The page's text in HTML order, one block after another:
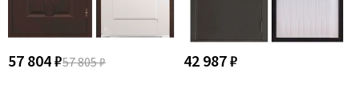
57 804 ₽57 805 ₽ 42 987 ₽